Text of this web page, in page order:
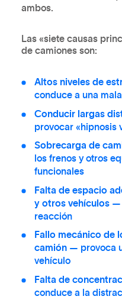
ambos.
Las «siete causas
de camiones son:
Altos niveles de
conduce a una
Conducir largas
provocar «hipnosis
Sobrecarga de
los frenos y otros
funcionales
Falta de espacio
y otros vehículos —
reacción
Fallo mecánico de
camión — provoca
vehículo
Falta de
conduce a la